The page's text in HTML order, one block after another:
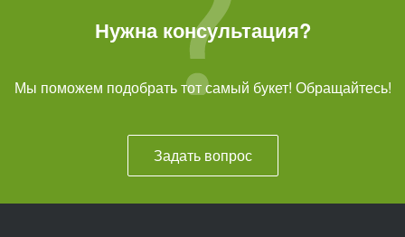
Нужна консультация?
Мы поможем подобрать тот самый букет! Обращайтесь!
Задать вопрос